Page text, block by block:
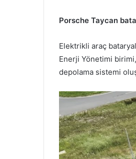
Porsche Taycan
Elektrikli araç
Enerji Yönetimi
depolama sistemi